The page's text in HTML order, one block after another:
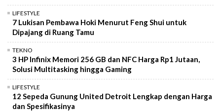
LIFESTYLE
7 Lukisan Pembawa Hoki Menurut Feng Shui untuk
Dipajang di Ruang Tamu
TEKNO
3 HP Infinix Memori 256 GB dan NFC Harga Rp1 Jutaan,
Solusi Multitasking hingga Gaming
LIFESTYLE
12 Sepeda Gunung United Detroit Lengkap dengan Harga
dan Spesifikasinya